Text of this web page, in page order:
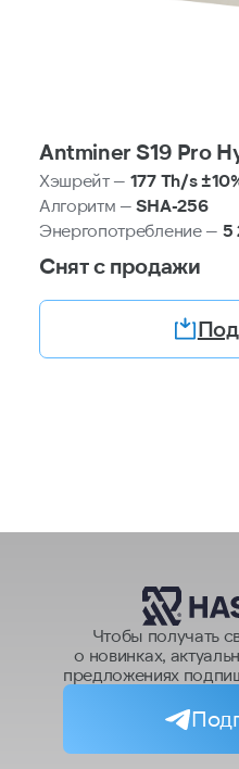
Antminer S19 Pro
Хэшрейт — 177 Th/s
Алгоритм —SHA-256
Энергопотребление — 5
Снят с продажи
Чтобы получать
о новинках,
предложениях